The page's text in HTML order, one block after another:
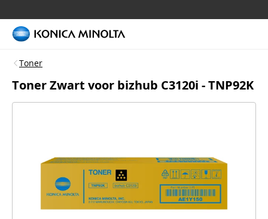
Toner
Toner Zwart voor bizhub C3120i - TNP92K